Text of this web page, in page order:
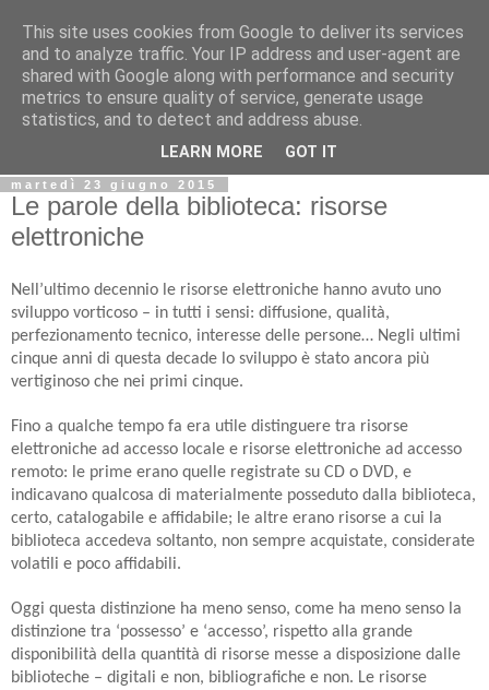
Biblio@rti in
Il Blog della Biblioteca di Area delle arti per condividere
informazioni iniziative incontri
martedì 23 giugno 2015
Le parole della biblioteca: risorse
elettroniche
Nell’ultimo decennio le risorse elettroniche hanno avuto uno
sviluppo vorticoso – in tutti i sensi: diffusione, qualità,
perfezionamento tecnico, interesse delle persone… Negli ultimi
cinque anni di questa decade lo sviluppo è stato ancora più
vertiginoso che nei primi cinque.
Fino a qualche tempo fa era utile distinguere tra risorse
elettroniche ad accesso locale e risorse elettroniche ad accesso
remoto: le prime erano quelle registrate su CD o DVD, e
indicavano qualcosa di materialmente posseduto dalla biblioteca,
certo, catalogabile e affidabile; le altre erano risorse a cui la
biblioteca accedeva soltanto, non sempre acquistate, considerate
volatili e poco affidabili.
Oggi questa distinzione ha meno senso, come ha meno senso la
distinzione tra ‘possesso’ e ‘accesso’, rispetto alla grande
disponibilità della quantità di risorse messe a disposizione dalle
biblioteche – digitali e non, bibliografiche e non. Le risorse
This site uses cookies from Google to deliver its services
and to analyze traffic. Your IP address and user-agent are
shared with Google along with performance and security
metrics to ensure quality of service, generate usage
statistics, and to detect and address abuse.
LEARN MORE GOT IT